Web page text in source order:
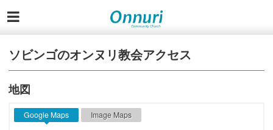
ソビンゴのオンヌリ教会アクセス
地図
Google Maps Image Maps